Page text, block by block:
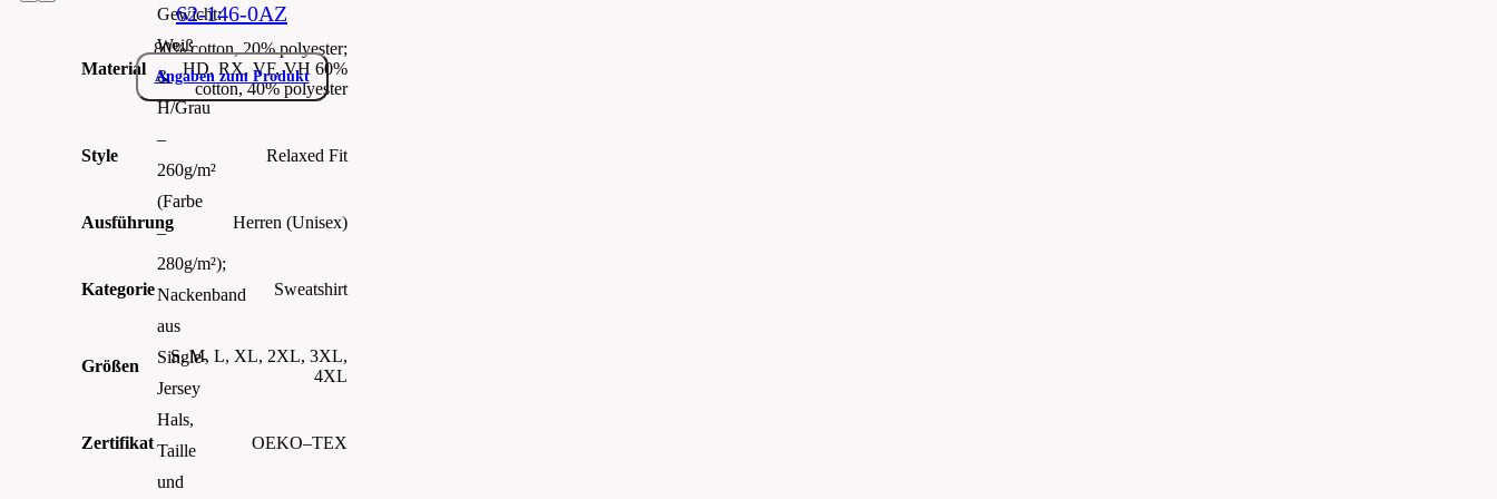
Gewicht:
Weiß
&
H/Grau
–
260g/m²
(Farbe
–
280g/m²);
Nackenband
aus
Single-
Jersey
Hals,
Taille
und
Material
80% cotton, 20% polyester;
HD, RX, VF, VH 60%
cotton, 40% polyester
Style Relaxed Fit
Ausführung Herren (Unisex)
Kategorie Sweatshirt
Größen
S, M, L, XL, 2XL, 3XL,
4XL
Zertifikat OEKO–TEX
62-146-0AZ
Angaben zum Produkt